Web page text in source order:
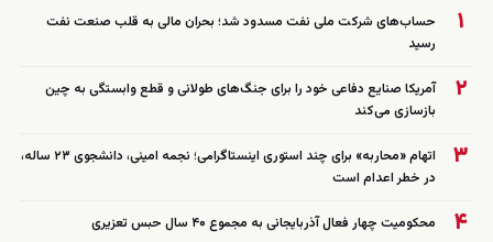
۱
حساب‌های شرکت ملی نفت مسدود شد؛ بحران مالی به قلب صنعت نفت
رسید
۲
آمریکا صنایع دفاعی خود را برای جنگ‌های طولانی و قطع وابستگی به چین
بازسازی می‌کند
۳
اتهام «محاربه» برای چند استوری اینستاگرامی؛ نجمه امینی، دانشجوی ۲۳ ساله،
در خطر اعدام است
۴ محکومیت چهار فعال آذربایجانی به مجموع ۴۰ سال حبس تعزیری